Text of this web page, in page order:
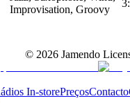
Improvisation, Groovy
© 2026 Jamendo
In-storePreçosContacto